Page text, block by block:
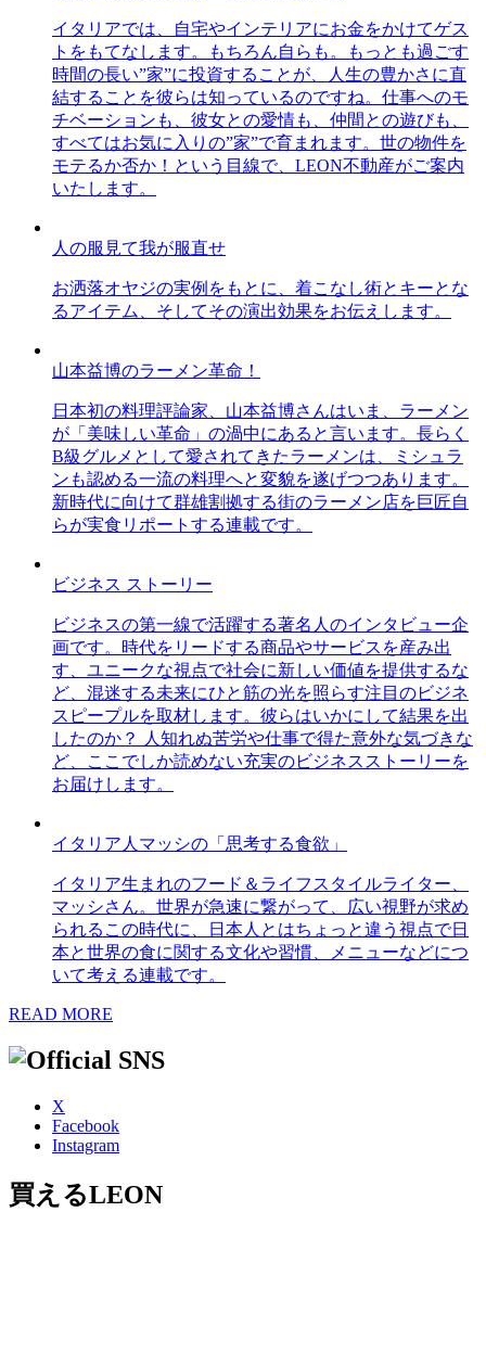
イタリアでは、自宅やインテリアにお金をかけてゲス
トをもてなします。もちろん自らも。もっとも過ごす
時間の長い”家”に投資することが、人生の豊かさに直
結することを彼らは知っているのですね。仕事へのモ
チベーションも、彼女との愛情も、仲間との遊びも、
すべてはお気に入りの”家”で育まれます。世の物件を
モテるか否か！という目線で、LEON不動産がご案内
いたします。
人の服見て我が服直せ
お洒落オヤジの実例をもとに、着こなし術とキーとな
るアイテム、そしてその演出効果をお伝えします。
山本益博のラーメン革命！
日本初の料理評論家、山本益博さんはいま、ラーメン
が「美味しい革命」の渦中にあると言います。長らく
B級グルメとして愛されてきたラーメンは、ミシュラ
ンも認める一流の料理へと変貌を遂げつつあります。
新時代に向けて群雄割拠する街のラーメン店を巨匠自
らが実食リポートする連載です。
ビジネス ストーリー
ビジネスの第一線で活躍する著名人のインタビュー企
画です。時代をリードする商品やサービスを産み出
す、ユニークな視点で社会に新しい価値を提供するな
ど、混迷する未来にひと筋の光を照らす注目のビジネ
スピープルを取材します。彼らはいかにして結果を出
したのか？ 人知れぬ苦労や仕事で得た意外な気づきな
ど、ここでしか読めない充実のビジネスストーリーを
お届けします。
イタリア人マッシの「思考する食欲」
イタリア生まれのフード＆ライフスタイルライター、
マッシさん。世界が急速に繋がって、広い視野が求め
られるこの時代に、日本人とはちょっと違う視点で日
本と世界の食に関する文化や習慣、メニューなどにつ
いて考える連載です。
READ MORE
X
Facebook
Instagram
買えるLEON